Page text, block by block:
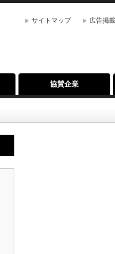
サイトマップ 広告掲
協賛企業